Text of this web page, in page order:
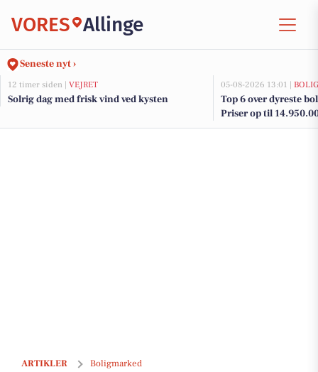
VORES Allinge
Seneste nyt ›
12 timer siden | VEJRET
Solrig dag med frisk vind ved kysten
05-08-2026 13:01 |
Top 6 over dyreste
Priser op til
ARTIKLER Boligmarked
Priser fra 350.000 kroner: Se de billigste boliger i Bornholm